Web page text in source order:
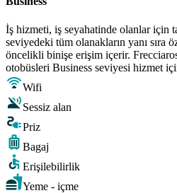
İş hizmeti, iş seyahatinde olanlar için
seviyedeki tüm olanakların yanı sıra
öncelikli binişe erişim içerir.
otobüsleri Business seviyesi hizmet
Wifi
Sessiz alan
Priz
Bagaj
Erişilebilirlik
Yeme - içme